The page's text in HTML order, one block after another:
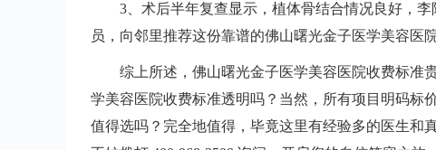
3、术后半年复查显示，植体骨结合情况良好，
员，向邻里推荐这份靠谱的佛山曙光金子医学美容医
综上所述，佛山曙光金子医学美容医院收费标准
学美容医院收费标准透明吗？当然，所有项目明码标
值得选吗？完全地值得，毕竟这里有经验多的医生和